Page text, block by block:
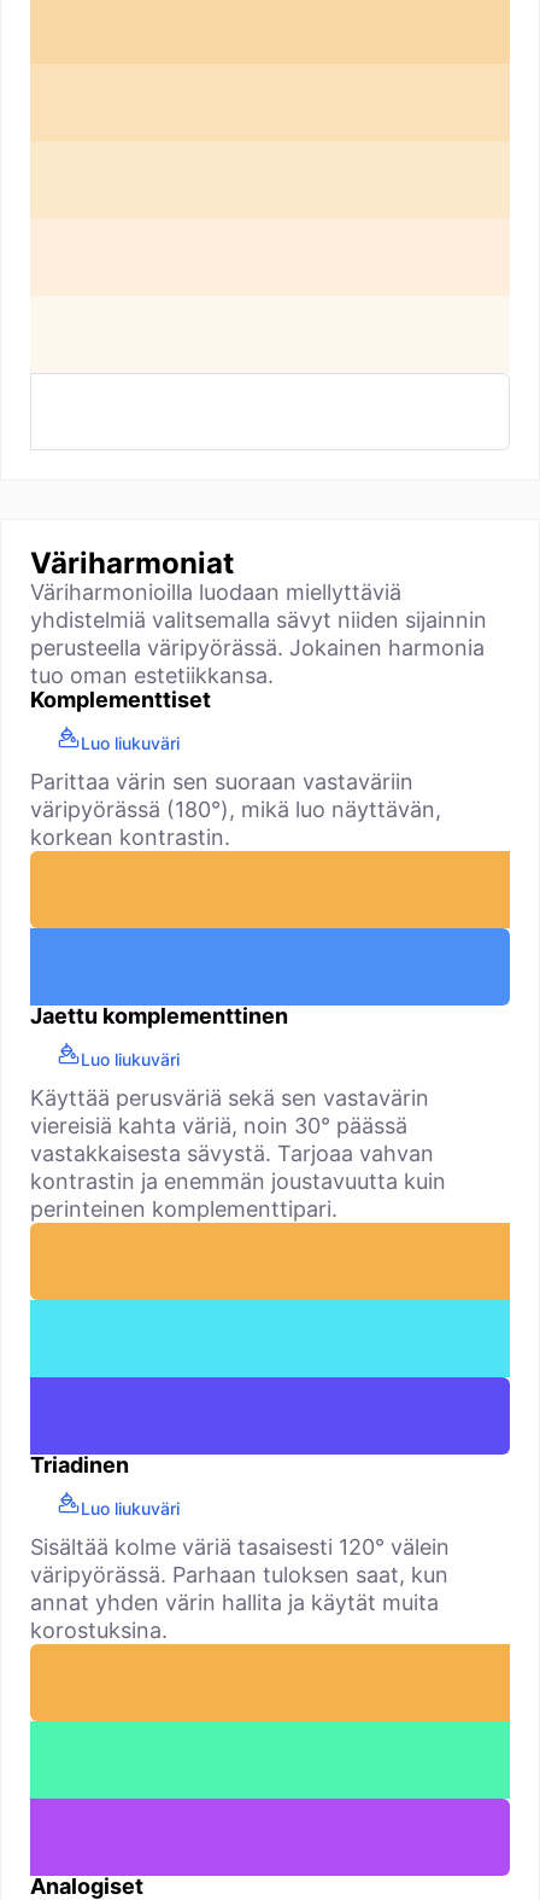
Väriharmoniat
Väriharmonioilla luodaan miellyttäviä
yhdistelmiä valitsemalla sävyt niiden sijainnin
perusteella väripyörässä. Jokainen harmonia
tuo oman estetiikkansa.
Komplementtiset
Luo liukuväri
Parittaa värin sen suoraan vastaväriin
väripyörässä (180°), mikä luo näyttävän,
korkean kontrastin.
Jaettu komplementtinen
Luo liukuväri
Käyttää perusväriä sekä sen vastavärin
viereisiä kahta väriä, noin 30° päässä
vastakkaisesta sävystä. Tarjoaa vahvan
kontrastin ja enemmän joustavuutta kuin
perinteinen komplementtipari.
Triadinen
Luo liukuväri
Sisältää kolme väriä tasaisesti 120° välein
väripyörässä. Parhaan tuloksen saat, kun
annat yhden värin hallita ja käytät muita
korostuksina.
Analogiset